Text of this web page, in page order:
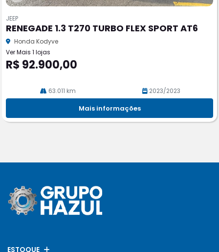
Co
pa
rtil
he
JEEP
RENEGADE 1.3 T270 TURBO FLEX SPORT AT6
Honda Kodyve
Ver Mais 1 lojas
R$ 92.900,00
63.011 km 2023/2023
Mais informações
ESTOQUE